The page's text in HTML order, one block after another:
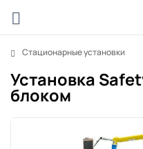
Стационарные установки
Установка
блоком